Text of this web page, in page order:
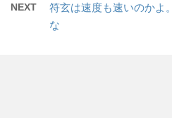
NEXT
符玄は速度も速いのかよ
な